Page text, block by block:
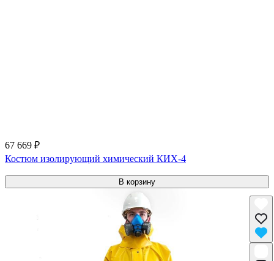
67 669 ₽
Костюм изолирующий химический КИХ-4
В корзину